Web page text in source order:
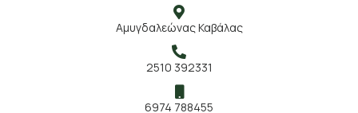
Αμυγδαλεώνας Καβάλας
2510 392331
6974 788455